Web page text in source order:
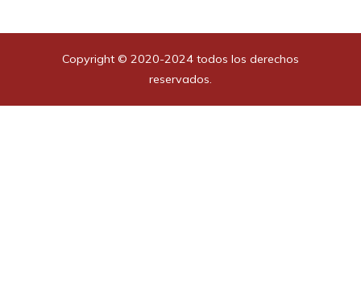
Copyright © 2020-2024 todos los derechos
reservados.